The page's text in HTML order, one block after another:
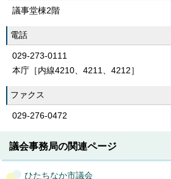
議事堂棟2階
電話
029-273-0111
本庁［内線4210、4211、4212］
ファクス
029-276-0472
議会事務局の関連ページ
ひたちなか市議会